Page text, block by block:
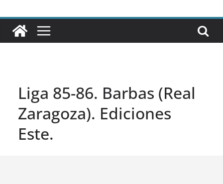
Liga 85-86. Barbas (Real
Zaragoza). Ediciones
Este.